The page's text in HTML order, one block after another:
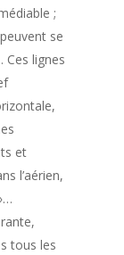
;
se
lignes
et
l’aérien,
tous les